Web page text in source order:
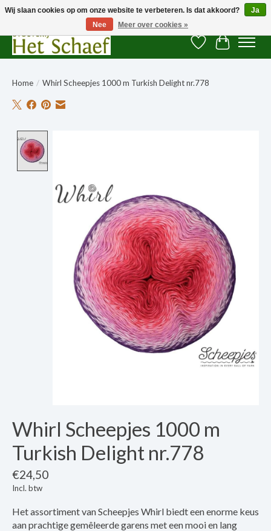
Verlanglijst
Home / Whirl Scheepjes 1000 m Turkish Delight nr.778
Whirl Scheepjes 1000 m
Turkish Delight nr.778
€24,50
Incl. btw
Het assortiment van Scheepjes Whirl biedt een enorme keus
aan prachtige gemêleerde garens met een mooi en lang
Wij slaan cookies op om onze website te verbeteren. Is dat akkoord?
Ja
Nee
Meer over cookies »